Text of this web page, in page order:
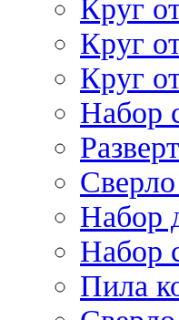
Круг
Круг
Круг
Набор
Набор
Набор
Пила